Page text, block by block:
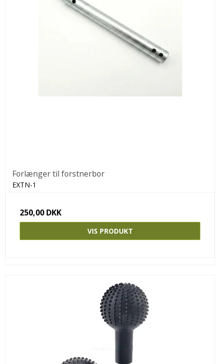
Forlænger til forstnerbor
EXTN-1
250,00 DKK
VIS PRODUKT